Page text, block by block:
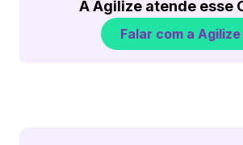
A Agilize atende esse
Falar com a Agilize